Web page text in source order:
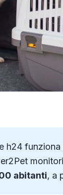
h24
abitanti, a